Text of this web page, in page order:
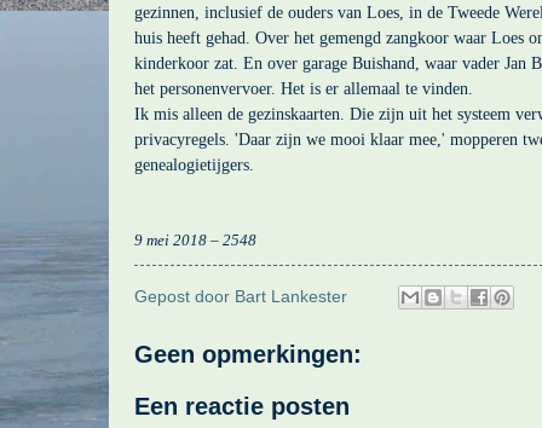
gezinnen, inclusief de ouders van Loes, in de Tweede
huis heeft gehad. Over het gemengd zangkoor waar Loes
kinderkoor zat. En over garage Buishand, waar vader Jan
het personenvervoer. Het is er allemaal te vinden.
Ik mis alleen de gezinskaarten. Die zijn uit het systeem
privacyregels. 'Daar zijn we mooi klaar mee,' mopperen
genealogietijgers.
9 mei 2018 – 2548
Gepost door Bart Lankester
Geen opmerkingen:
Een reactie posten